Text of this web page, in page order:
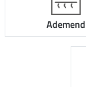
Ademend